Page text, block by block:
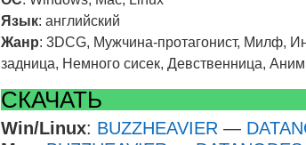
Язык: английский
Жанр: 3DCG, Мужчина-протагонист, Милф,
задница, Немного сисек, Девственница,
СКАЧАТЬ
Win/Linux: BUZZHEAVIER —